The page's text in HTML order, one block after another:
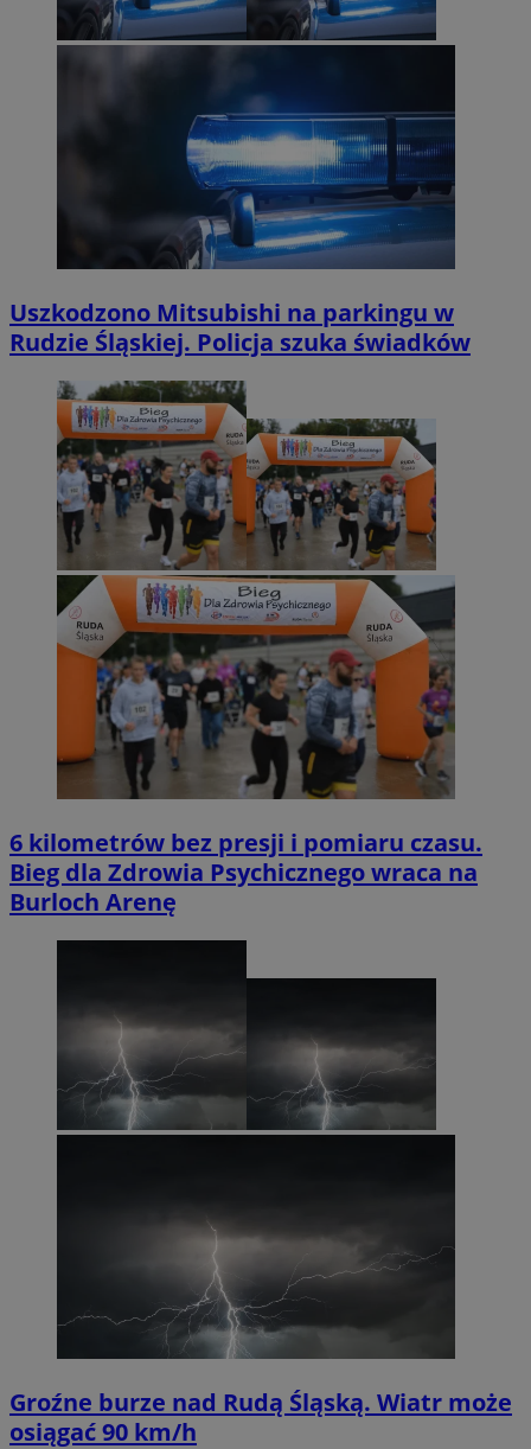
Uszkodzono Mitsubishi na parkingu w
Rudzie Śląskiej. Policja szuka świadków
6 kilometrów bez presji i pomiaru czasu.
Bieg dla Zdrowia Psychicznego wraca na
Burloch Arenę
Groźne burze nad Rudą Śląską. Wiatr może
osiągać 90 km/h